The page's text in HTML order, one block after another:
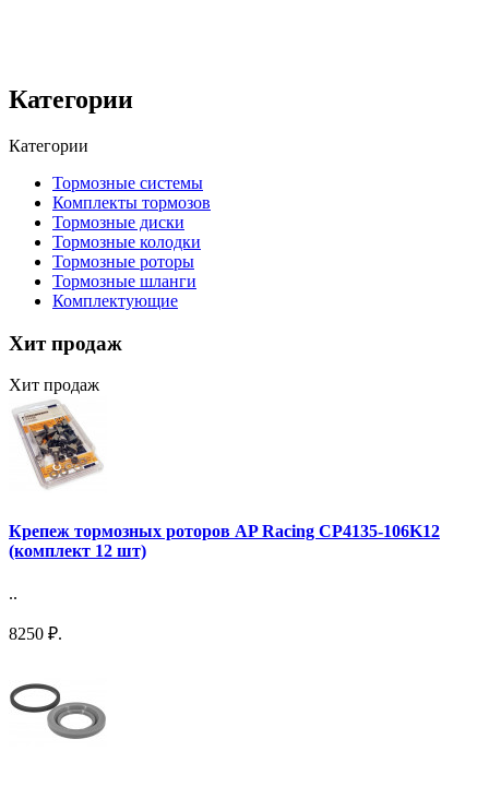
Категории
Категории
Тормозные системы
Комплекты тормозов
Тормозные диски
Тормозные колодки
Тормозные роторы
Тормозные шланги
Комплектующие
Хит продаж
Хит продаж
Крепеж тормозных роторов AP Racing CP4135-106K12
(комплект 12 шт)
..
8250 ₽.